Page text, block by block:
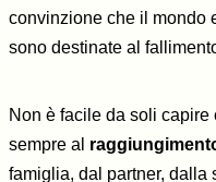
convinzione che il mondo
sono destinate al
Non è facile da soli
sempre al
famiglia, dal partner, dalla